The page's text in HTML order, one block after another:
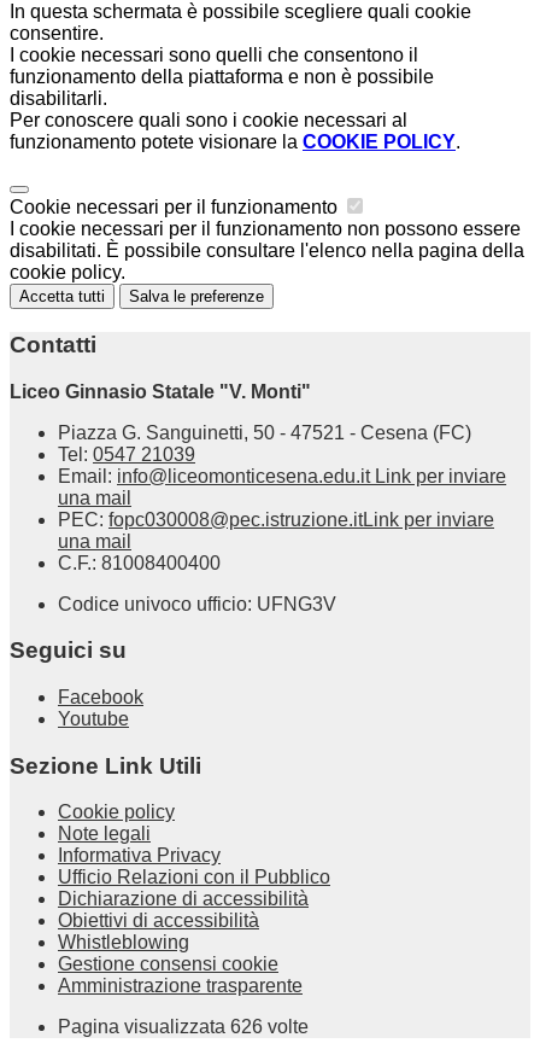
In questa schermata è possibile scegliere quali cookie
consentire.
I cookie necessari sono quelli che consentono il
funzionamento della piattaforma e non è possibile
disabilitarli.
Per conoscere quali sono i cookie necessari al
funzionamento potete visionare la COOKIE POLICY.
Cookie necessari per il funzionamento
I cookie necessari per il funzionamento non possono essere
disabilitati. È possibile consultare l'elenco nella pagina della
cookie policy.
Accetta tutti Salva le preferenze
Contatti
Liceo Ginnasio Statale "V. Monti"
Piazza G. Sanguinetti, 50 - 47521 - Cesena (FC)
Tel: 0547 21039
Email: info@liceomonticesena.edu.it Link per inviare
una mail
PEC: fopc030008@pec.istruzione.itLink per inviare
una mail
C.F.: 81008400400
Codice univoco ufficio: UFNG3V
Seguici su
Facebook
Youtube
Sezione Link Utili
Cookie policy
Note legali
Informativa Privacy
Ufficio Relazioni con il Pubblico
Dichiarazione di accessibilità
Obiettivi di accessibilità
Whistleblowing
Gestione consensi cookie
Amministrazione trasparente
Pagina visualizzata 626 volte